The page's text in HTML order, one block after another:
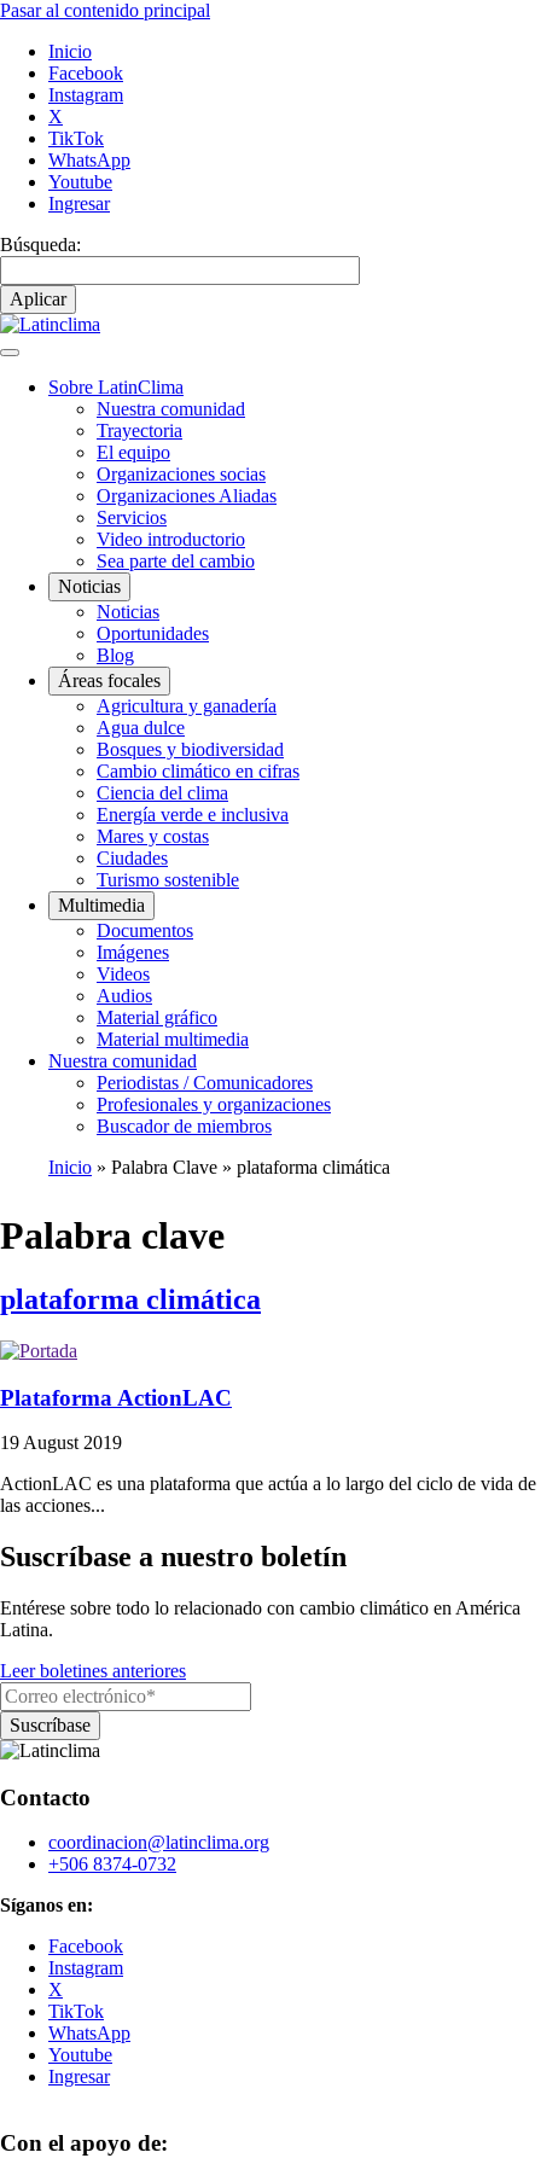
Pasar al contenido principal
Inicio
Facebook
Instagram
X
TikTok
WhatsApp
Youtube
Ingresar
Búsqueda:
Navegación
Sobre LatinClima
Nuestra comunidad
Trayectoria
El equipo
Organizaciones socias
Organizaciones Aliadas
Servicios
Video introductorio
Sea parte del cambio
Noticias
Noticias
Oportunidades
Blog
Áreas focales
Agricultura y ganadería
Agua dulce
Bosques y biodiversidad
Cambio climático en cifras
Ciencia del clima
Energía verde e inclusiva
Mares y costas
Ciudades
Turismo sostenible
Multimedia
Documentos
Imágenes
Videos
Audios
Material gráfico
Material multimedia
Nuestra comunidad
Periodistas / Comunicadores
Profesionales y organizaciones
Buscador de miembros
de
Inicio Palabra Clave plataforma climática
Palabra clave
plataforma climática
Plataforma ActionLAC
19 August 2019
ActionLAC es una plataforma que actúa a lo largo del ciclo de vida de
las acciones...
Suscríbase a nuestro boletín
Entérese sobre todo lo relacionado con cambio climático en América
Latina.
Leer boletines anteriores
Contacto
coordinacion@latinclima.org
+506 8374-0732
Síganos en:
Facebook
Instagram
X
TikTok
WhatsApp
Youtube
Ingresar
Con el apoyo de: